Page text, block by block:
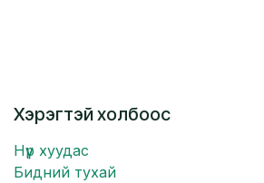
Хэрэгтэй холбоос
Нүүр хуудас
Бидний тухай